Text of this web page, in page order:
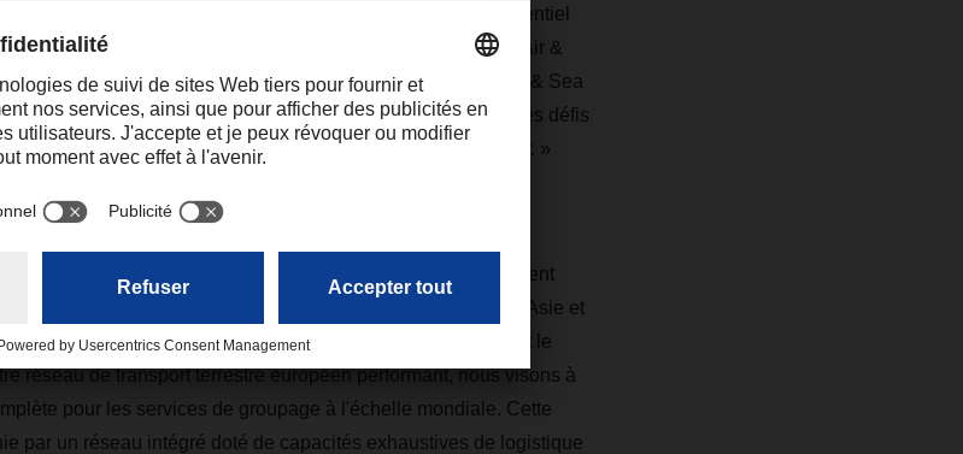
établi et façonné nos opérations en Asie, jouant un rôle essentiel
au cours des quatre dernières années en tant que COO Air &
Burger place désormais à la tête de notre organisation Air & Sea
doté d'une compréhension approfondie et globale des défis
de la logistique font face aujourd'hui et dans le futur. »
Tobias Burger se concentrera principalement sur la
sur les marchés mondiaux. « Nous sommes fermement
de notre croissance future proviendra de nos activités en Asie et
Eling, CEO de DACHSER. « En interconnectant étroitement le
réseau de transport terrestre européen performant, nous visons à
pour les services de groupage à l'échelle mondiale. Cette
par un réseau intégré doté de capacités exhaustives de logistique